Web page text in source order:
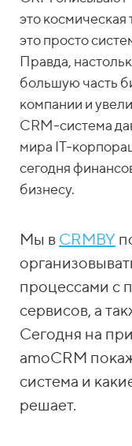
это
это просто
Правда,
большую часть
компании и
CRM-система
мира IT-
сегодня
бизнесу.
Мы в CRMBY
процессами с
сервисов, а
Сегодня на
amoCRM
система и
решает.